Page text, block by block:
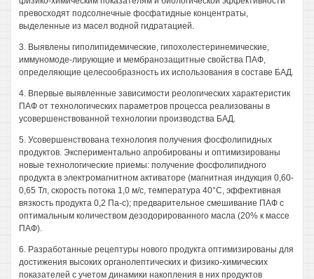
превосходят подсолнечные фосфатидные концентраты,
выделенные из масел водной гидратацией.
3. Выявлены гиполипидемические, гипохолестеринемические,
иммуномоде-лирующие и мембранозащитные свойства ПАФ,
определяющие целесообразность их использования в составе БАД.
4. Впервые выявленные зависимости реологических характеристик
ПАФ от технологических параметров процесса реализованы в
усовершенствованной технологии производства БАД.
5. Усовершенствована технология получения фосфолипидных
продуктов. Экспериментально апробированы и оптимизированы
новые технологические приемы: получение фосфолипидного
продукта в электромагнитном активаторе (магнитная индукция 0,60-
0,65 Тл, скорость потока 1,0 м/с, температура 40°С, эффективная
вязкость продукта 0,2 Па-с); предварительное смешивание ПАФ с
оптимальным количеством дезодорированного масла (20% к массе
ПАФ).
6. Разработанные рецептуры нового продукта оптимизированы для
достижения высоких органолептических и физико-химических
показателей с учетом динамики накопления в них продуктов